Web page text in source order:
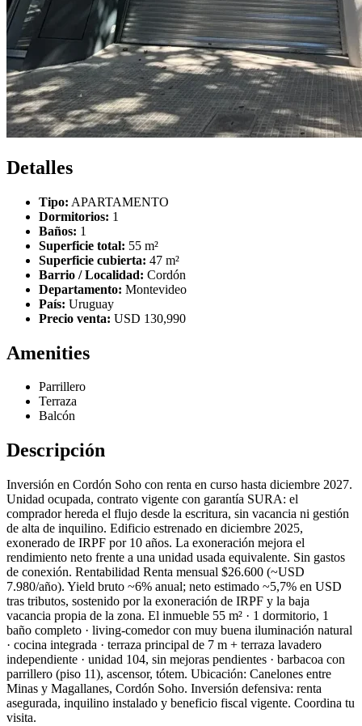
Detalles
Tipo: APARTAMENTO
Dormitorios: 1
Baños: 1
Superficie total: 55 m²
Superficie cubierta: 47 m²
Barrio / Localidad: Cordón
Departamento: Montevideo
País: Uruguay
Precio venta: USD 130,990
Amenities
Parrillero
Terraza
Balcón
Descripción
Inversión en Cordón Soho con renta en curso hasta diciembre 2027.
Unidad ocupada, contrato vigente con garantía SURA: el
comprador hereda el flujo desde la escritura, sin vacancia ni gestión
de alta de inquilino. Edificio estrenado en diciembre 2025,
exonerado de IRPF por 10 años. La exoneración mejora el
rendimiento neto frente a una unidad usada equivalente. Sin gastos
de conexión. Rentabilidad Renta mensual $26.600 (~USD
7.980/año). Yield bruto ~6% anual; neto estimado ~5,7% en USD
tras tributos, sostenido por la exoneración de IRPF y la baja
vacancia propia de la zona. El inmueble 55 m² · 1 dormitorio, 1
baño completo · living-comedor con muy buena iluminación natural
· cocina integrada · terraza principal de 7 m + terraza lavadero
independiente · unidad 104, sin mejoras pendientes · barbacoa con
parrillero (piso 11), ascensor, tótem. Ubicación: Canelones entre
Minas y Magallanes, Cordón Soho. Inversión defensiva: renta
asegurada, inquilino instalado y beneficio fiscal vigente. Coordina tu
visita.